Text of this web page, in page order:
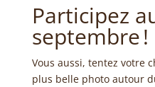
Participez
septembre !
Vous aussi, tentez votre
plus belle photo autour